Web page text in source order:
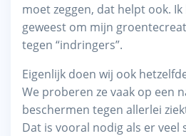
moet zeggen, dat helpt ook.
geweest om mijn
tegen “indringers”.
Eigenlijk doen wij ook
We proberen ze vaak op een
beschermen tegen allerlei
Dat is vooral nodig als er veel